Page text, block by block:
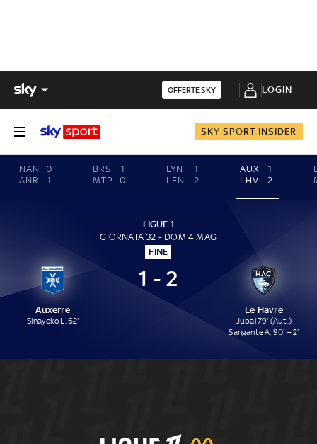
OFFERTE SKY LOGIN
SKY SPORT INSIDER
NAN
0
ANR
1
BRS
1
MTP
0
LYN
1
LEN
2
AUX
1
LHV
2
LIGUE 1
GIORNATA 32 - DOM 4 MAG
FINE
Auxerre
Sinayoko L. 62'
1 - 2
Le Havre
Jubal 79' (Aut.)
Sangante A. 90' + 2'